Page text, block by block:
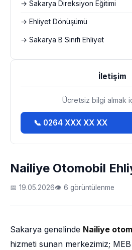
Nailiye Otomobil
📅 19.05.2026👁 6 görüntülenme
Sakarya genelinde Nailiye
hizmeti sunan merkezimiz;
→ Sakarya Direksiyon Eğitimi
→ Ehliyet Dönüşümü
→ Sakarya B Sınıfı Ehliyet
İletişim
Ücretsiz bilgi almak
📞 0264 XXX XX XX